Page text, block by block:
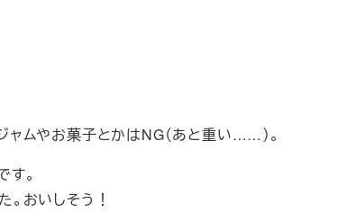
ムやお菓子とかはNG（あと重い……）。
。
おいしそう！